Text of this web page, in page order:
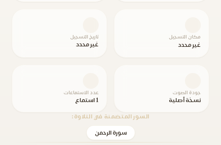
مكان التسجيل
غير محدد
تاريخ التسجيل
غير محدد
جودة الصوت
نسخة أصلية
عدد الاستماعات
1 استماع
السور المتضمنة في التلاوة:
سورة الرحمن